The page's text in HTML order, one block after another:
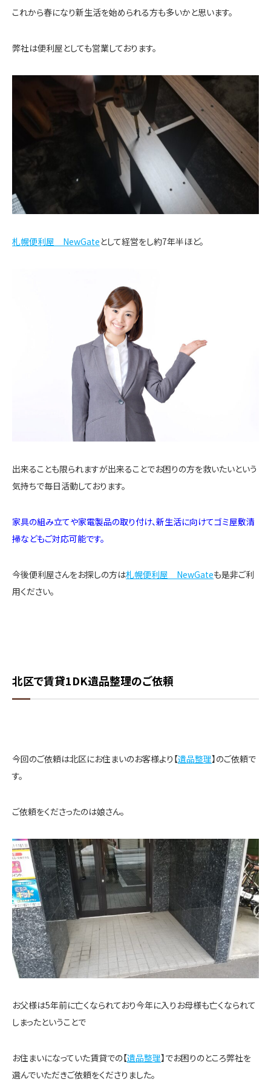
これから春になり新生活を始められる方も多いかと思います。
弊社は便利屋としても営業しております。
札幌便利屋 NewGateとして経営をし約7年半ほど。
出来ることも限られますが出来ることでお困りの方を救いたいという
気持ちで毎日活動しております。
家具の組み立てや家電製品の取り付け、新生活に向けてゴミ屋敷清
掃などもご対応可能です。
今後便利屋さんをお探しの方は札幌便利屋 NewGateも是非ご利
用ください。
北区で賃貸1DK遺品整理のご依頼
今回のご依頼は北区にお住まいのお客様より【遺品整理】のご依頼で
す。
ご依頼をくださったのは娘さん。
お父様は5年前に亡くなられており今年に入りお母様も亡くなられて
しまったということで
お住まいになっていた賃貸での【遺品整理】でお困りのところ弊社を
選んでいただきご依頼をくださりました。